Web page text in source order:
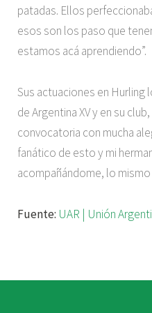
patadas. Ellos
esos son los paso que
estamos acá aprendiendo”.
Sus actuaciones en Hurling
de Argentina XV y en su
convocatoria con mucha
fanático de esto y mi
acompañándome, lo mismo
Fuente: UAR | Unión